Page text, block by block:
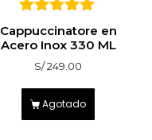
5
sobre 5
Cappuccinatore en
Acero Inox 330 ML
S/249.00
Agotado